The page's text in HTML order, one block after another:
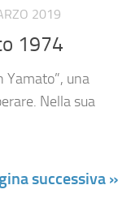
2019
1974
Yamato”, una
Nella sua
successiva »